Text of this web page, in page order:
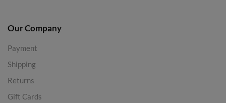
Our Company
Payment
Shipping
Returns
Gift Cards